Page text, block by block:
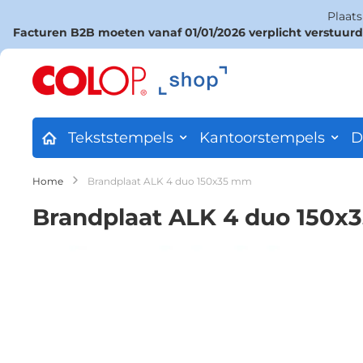
Facturen B2B moeten vanaf 01/01/2026 verplicht
Ga
Tekststempels Kantoorstempels
Home Brandplaat ALK 4 duo 150x35 mm
Brandplaat ALK 4 duo